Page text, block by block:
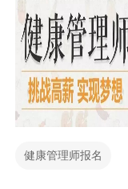
健康管理师报名